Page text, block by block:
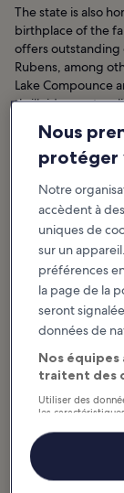
The state is also
birthplace of the
offers outstanding
Rubens, among
Lake Compounce
thrill rides, water
concerts, table
Quelle sera votre
phares
Montville
Montville is a small
several historic
town, with a unique
family...
Nous
protéger
Notre
accèdent à
uniques de
sur un
préférences
la page de la
seront
données de
Nos équipes
traitent des
Utiliser des
les
personnalisés,
études
Liste de nos